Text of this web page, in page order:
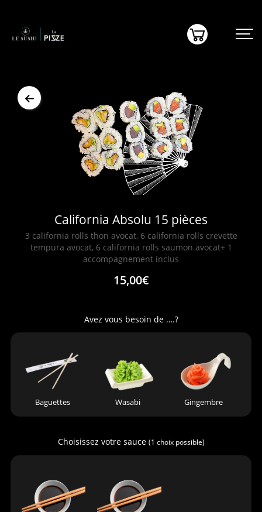
California Absolu 15 pièces
3 california rolls thon avocat, 6 california rolls crevette
tempura avocat, 6 california rolls saumon avocat+ 1
accompagnement inclus
15,00€
Avez vous besoin de ….?
Baguettes Wasabi Gingembre
Choisissez votre sauce (1 choix possible)